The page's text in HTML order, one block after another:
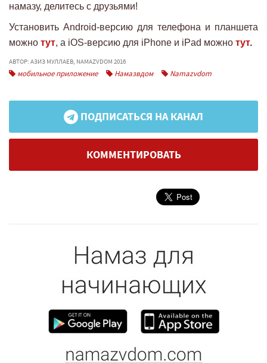
намазу, делитесь с друзьями!
Установить Android-версию для телефона и планшета
можно тут, а iOS-версию для iPhone и iPad можно тут.
АВТОР: АЗИЗ МУЛЛАЕВ, NAMAZVDOM 2016
мобильное приложение Намазвдом Namazvdom
ПОДПИСАТЬСЯ НА КАНАЛ
КОММЕНТИРОВАТЬ